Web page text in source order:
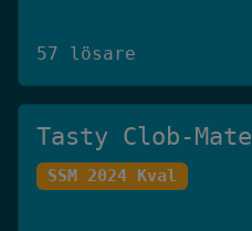
57 lösare
Tasty Clob-Mate
SSM 2024 Kval